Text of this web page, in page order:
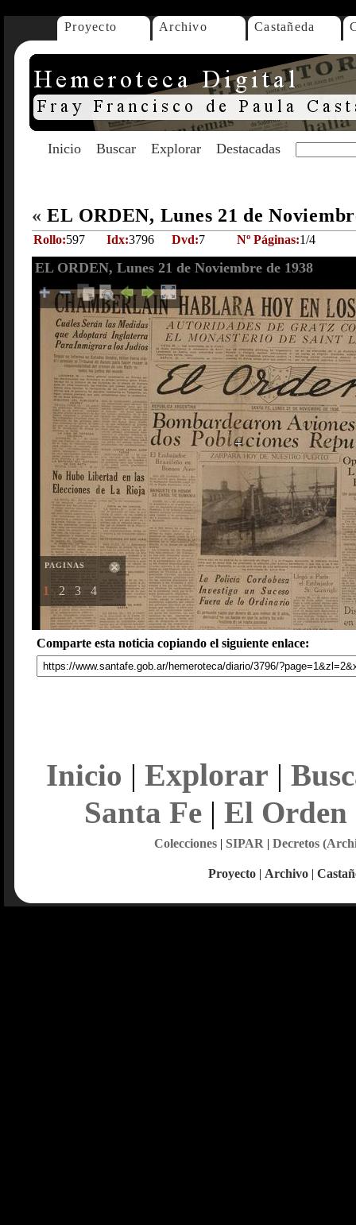
Proyecto Archivo Castañeda
Inicio Buscar Explorar Destacadas
« EL ORDEN, Lunes 21 de
Rollo:597 Idx:3796 Dvd:7 Nº Páginas:1/4
EL ORDEN, Lunes 21 de Noviembre de 1938
PAGINAS
1 2 3 4
Comparte esta noticia copiando el siguiente enlace:
Inicio | Explorar |
Santa Fe| El Orden
Colecciones| SIPAR | Decretos
Proyecto | Archivo |